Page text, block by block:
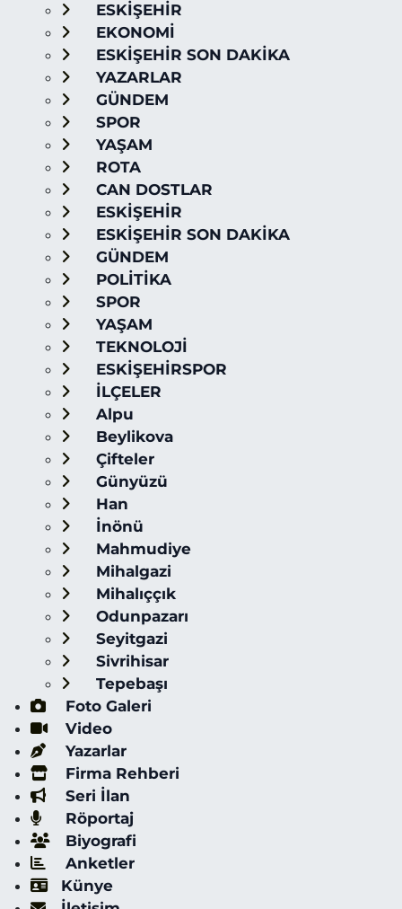
ESKİŞEHİR
EKONOMİ
ESKİŞEHİR SON DAKİKA
YAZARLAR
GÜNDEM
SPOR
YAŞAM
ROTA
CAN DOSTLAR
ESKİŞEHİR
ESKİŞEHİR SON DAKİKA
GÜNDEM
POLİTİKA
SPOR
YAŞAM
TEKNOLOJİ
ESKİŞEHİRSPOR
İLÇELER
Alpu
Beylikova
Çifteler
Günyüzü
Han
İnönü
Mahmudiye
Mihalgazi
Mihalıççık
Odunpazarı
Seyitgazi
Sivrihisar
Tepebaşı
Foto Galeri
Video
Yazarlar
Firma Rehberi
Seri İlan
Röportaj
Biyografi
Anketler
Künye